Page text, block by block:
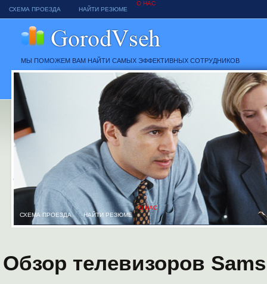
СХЕМА ПРОЕЗДА
О НАС
НАЙТИ РЕЗЮМЕ
МЫ ПОМОЖЕМ ВАМ НАЙТИ САМЫХ ЭФФЕКТИВНЫХ СОТРУДНИКОВ
СХЕМА ПРОЕЗДА
О НАС
НАЙТИ РЕЗЮМЕ
Обзор телевизоров